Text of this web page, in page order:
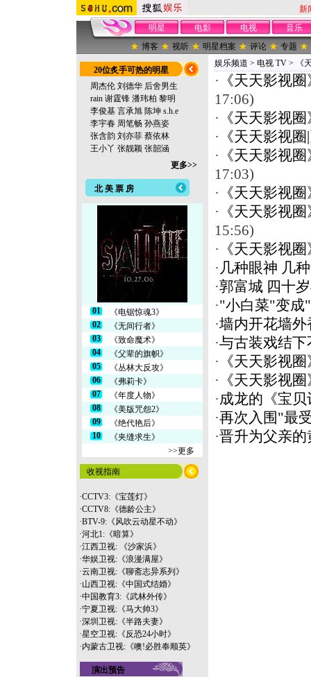
新
明星
电影 电视
音乐
博客
视听 明星档案 评论 专题
20位炙手可热的明星
周杰伦 刘德华 后舍男生
rain 谢霆锋 潘玮柏 黎明
李俊基 言承旭 陈坤 s.h.e
李宇春 周笔畅 孙燕姿
张含韵 刘亦菲 蔡依林
王小丫 张靓颖 张韶涵
更多>>
北 美 票 房
01
《电锯惊魂3》
02
《无间行者》
03
《致命魔术》
04
《父辈的旗帜》
05
《丛林大反攻》
06
《弗莉卡》
07
《年度人物》
08
《美版咒怨2》
09
《绝代艳后》
10
《夹缝求生》
>>更多
收视指南
·CCTV3:《宝莲灯》
·CCTV8:《德龄公主》
·BTV-9:《风吹云动星不动》
·河北1:《暗算》
·江西卫视: 《沙家浜》
·华娱卫视:《浪漫满屋》
·云南卫视:《聊斋志异系列》
·山西卫视:《中国式结婚》
·中国教育3:《武林外传》
·宁夏卫视:《马大帅3》
·深圳卫视:《半路夫妻》
·星空卫视:《反恐24小时》
·内蒙古卫视:《噢!必胜奉顺英》
演出预告
娱乐频道 > 电视 TV > 《
· 《天天影视
17:06)
· 《天天影视
· 《天天影视
· 《天天影视
17:03)
· 《天天影视
· 《天天影视
15:56)
· 《天天影视
· 几种眼神 几
·郭富城 四十
·"小白菜"变成
·墙内开花墙
·与古装戏结
· 《天天影视
· 《天天影视
·成龙的《宝
·再次入围"最
·晋升为父亲